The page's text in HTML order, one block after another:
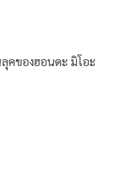
คของฮอนดะ มิโอะ